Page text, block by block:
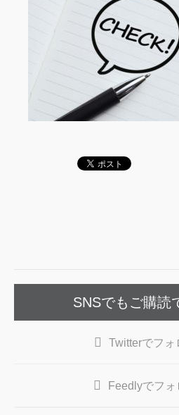
SNSでもご購読
Twitterでフォ
Feedlyでフォ